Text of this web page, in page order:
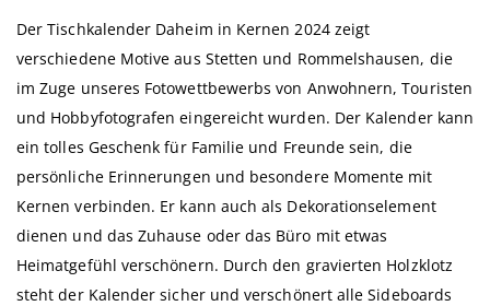
Der Tischkalender Daheim in Kernen 2024 zeigt
verschiedene Motive aus Stetten und Rommelshausen, die
im Zuge unseres Fotowettbewerbs von Anwohnern, Touristen
und Hobbyfotografen eingereicht wurden. Der Kalender kann
ein tolles Geschenk für Familie und Freunde sein, die
persönliche Erinnerungen und besondere Momente mit
Kernen verbinden. Er kann auch als Dekorationselement
dienen und das Zuhause oder das Büro mit etwas
Heimatgefühl verschönern. Durch den gravierten Holzklotz
steht der Kalender sicher und verschönert alle Sideboards